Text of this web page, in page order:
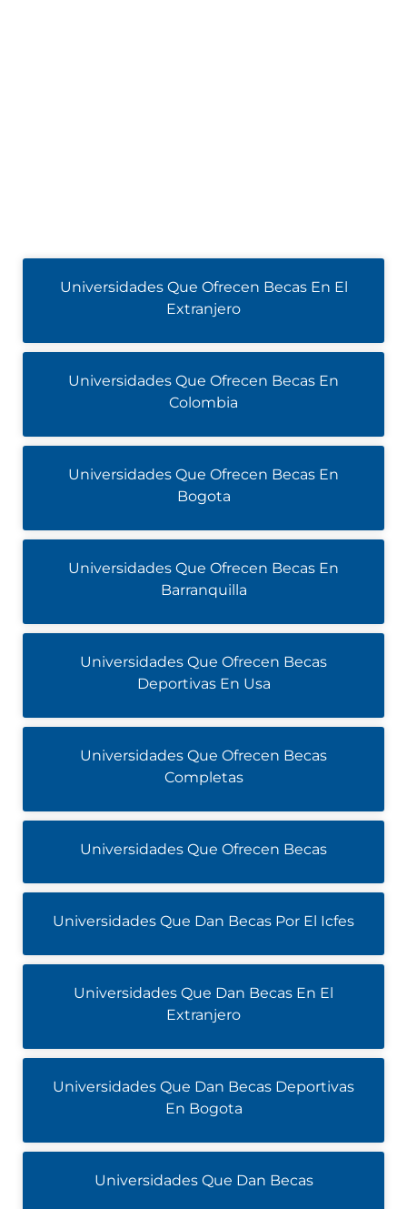
Universidades Que Ofrecen Becas En El
Extranjero
Universidades Que Ofrecen Becas En
Colombia
Universidades Que Ofrecen Becas En
Bogota
Universidades Que Ofrecen Becas En
Barranquilla
Universidades Que Ofrecen Becas
Deportivas En Usa
Universidades Que Ofrecen Becas
Completas
Universidades Que Ofrecen Becas
Universidades Que Dan Becas Por El Icfes
Universidades Que Dan Becas En El
Extranjero
Universidades Que Dan Becas Deportivas
En Bogota
Universidades Que Dan Becas